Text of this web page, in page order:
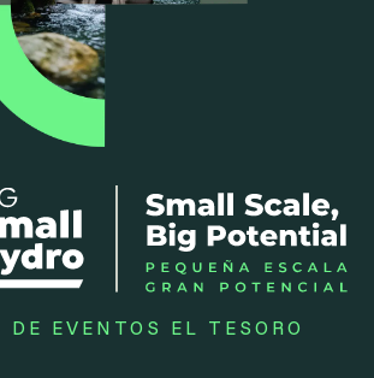
DE EVENTOS EL TESORO